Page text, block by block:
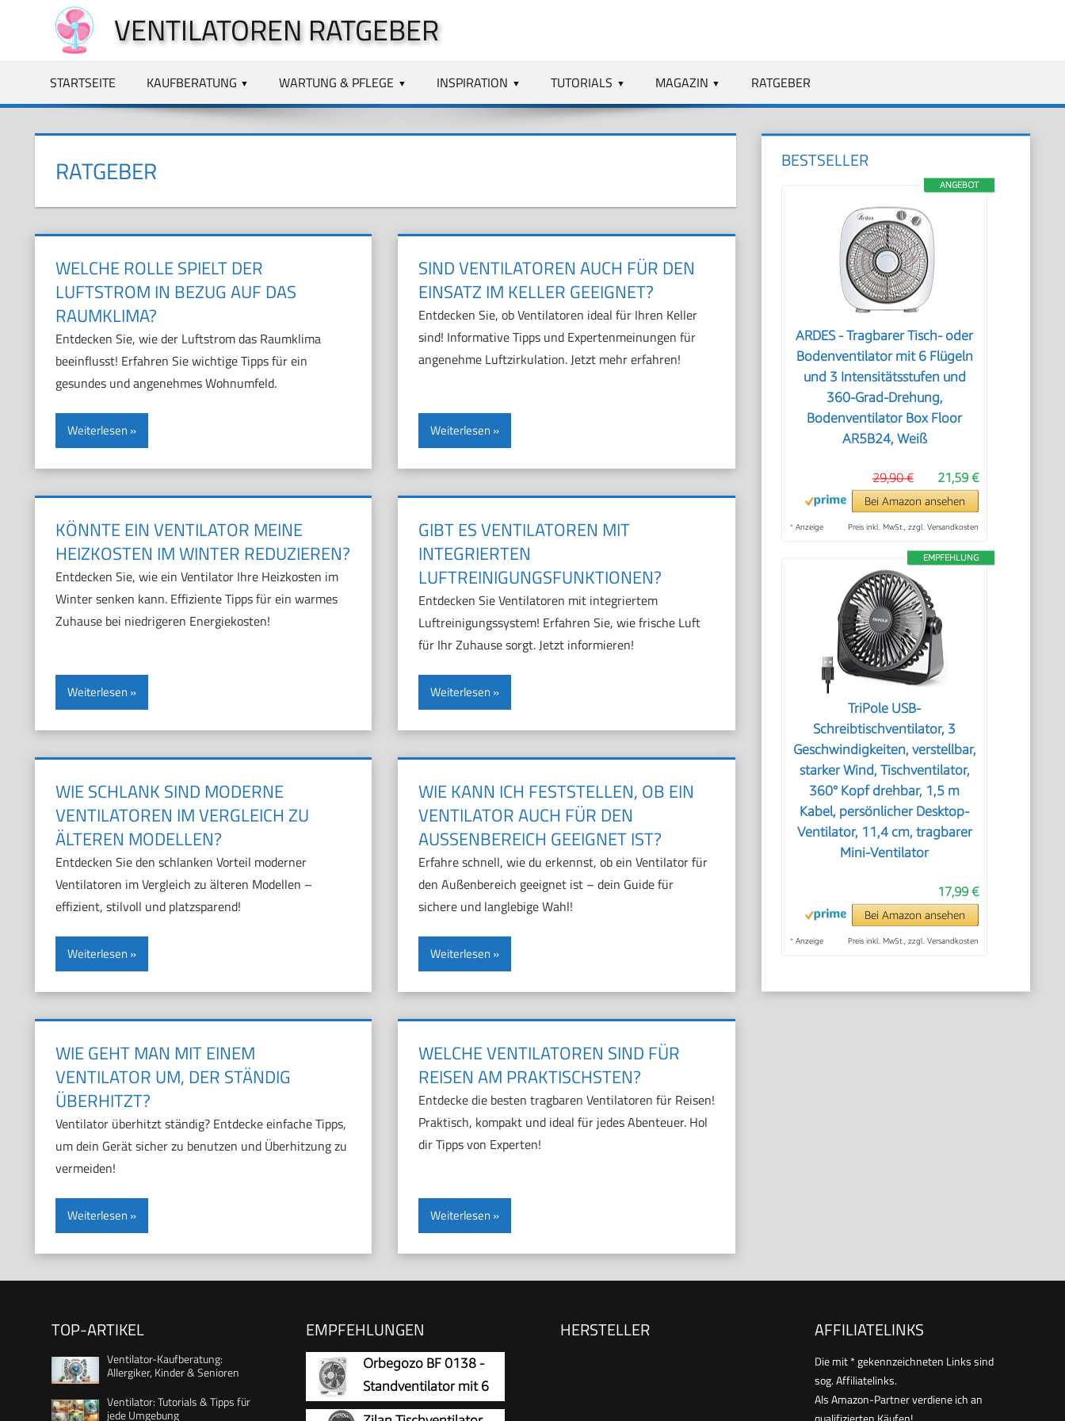
springen
VENTILATOREN RATGEBER
STARTSEITE KAUFBERATUNG WARTUNG & PFLEGE INSPIRATION TUTORIALS MAGAZIN RATGEBER
RATGEBER
WELCHE ROLLE SPIELT DER
LUFTSTROM IN BEZUG AUF DAS
RAUMKLIMA?
Entdecken Sie, wie der Luftstrom das Raumklima
beeinflusst! Erfahren Sie wichtige Tipps für ein
gesundes und angenehmes Wohnumfeld.
Weiterlesen
SIND VENTILATOREN AUCH FÜR DEN
EINSATZ IM KELLER GEEIGNET?
Entdecken Sie, ob Ventilatoren ideal für Ihren Keller
sind! Informative Tipps und Expertenmeinungen für
angenehme Luftzirkulation. Jetzt mehr erfahren!
Weiterlesen
KÖNNTE EIN VENTILATOR MEINE
HEIZKOSTEN IM WINTER REDUZIEREN?
Entdecken Sie, wie ein Ventilator Ihre Heizkosten im
Winter senken kann. Effiziente Tipps für ein warmes
Zuhause bei niedrigeren Energiekosten!
Weiterlesen
GIBT ES VENTILATOREN MIT
INTEGRIERTEN
LUFTREINIGUNGSFUNKTIONEN?
Entdecken Sie Ventilatoren mit integriertem
Luftreinigungssystem! Erfahren Sie, wie frische Luft
für Ihr Zuhause sorgt. Jetzt informieren!
Weiterlesen
WIE SCHLANK SIND MODERNE
VENTILATOREN IM VERGLEICH ZU
ÄLTEREN MODELLEN?
Entdecken Sie den schlanken Vorteil moderner
Ventilatoren im Vergleich zu älteren Modellen –
effizient, stilvoll und platzsparend!
Weiterlesen
WIE KANN ICH FESTSTELLEN, OB EIN
VENTILATOR AUCH FÜR DEN
AUSSENBEREICH GEEIGNET IST?
Erfahre schnell, wie du erkennst, ob ein Ventilator für
den Außenbereich geeignet ist – dein Guide für
sichere und langlebige Wahl!
Weiterlesen
WIE GEHT MAN MIT EINEM
VENTILATOR UM, DER STÄNDIG
ÜBERHITZT?
Ventilator überhitzt ständig? Entdecke einfache Tipps,
um dein Gerät sicher zu benutzen und Überhitzung zu
vermeiden!
Weiterlesen
WELCHE VENTILATOREN SIND FÜR
REISEN AM PRAKTISCHSTEN?
Entdecke die besten tragbaren Ventilatoren für Reisen!
Praktisch, kompakt und ideal für jedes Abenteuer. Hol
dir Tipps von Experten!
Weiterlesen
BESTSELLER
ANGEBOT
ARDES - Tragbarer Tisch- oder
Bodenventilator mit 6 Flügeln
und 3 Intensitätsstufen und
360-Grad-Drehung,
Bodenventilator Box Floor
AR5B24, Weiß
21,59 €
29,90 €
Bei Amazon ansehen
* Anzeige Preis inkl. MwSt., zzgl. Versandkosten
EMPFEHLUNG
TriPole USB-
Schreibtischventilator, 3
Geschwindigkeiten, verstellbar,
starker Wind, Tischventilator,
360° Kopf drehbar, 1,5 m
Kabel, persönlicher Desktop-
Ventilator, 11,4 cm, tragbarer
Mini-Ventilator
17,99 €
Bei Amazon ansehen
* Anzeige Preis inkl. MwSt., zzgl. Versandkosten
TOP-ARTIKEL
Ventilator-Kaufberatung:
Allergiker, Kinder & Senioren
Ventilator: Tutorials & Tipps für
jede Umgebung
EMPFEHLUNGEN
Orbegozo BF 0138 -
Standventilator mit 6
Blättern, Schutzgitter,
HERSTELLER AFFILIATELINKS
Die mit * gekennzeichneten Links sind
sog. Affiliatelinks.
Als Amazon-Partner verdiene ich an